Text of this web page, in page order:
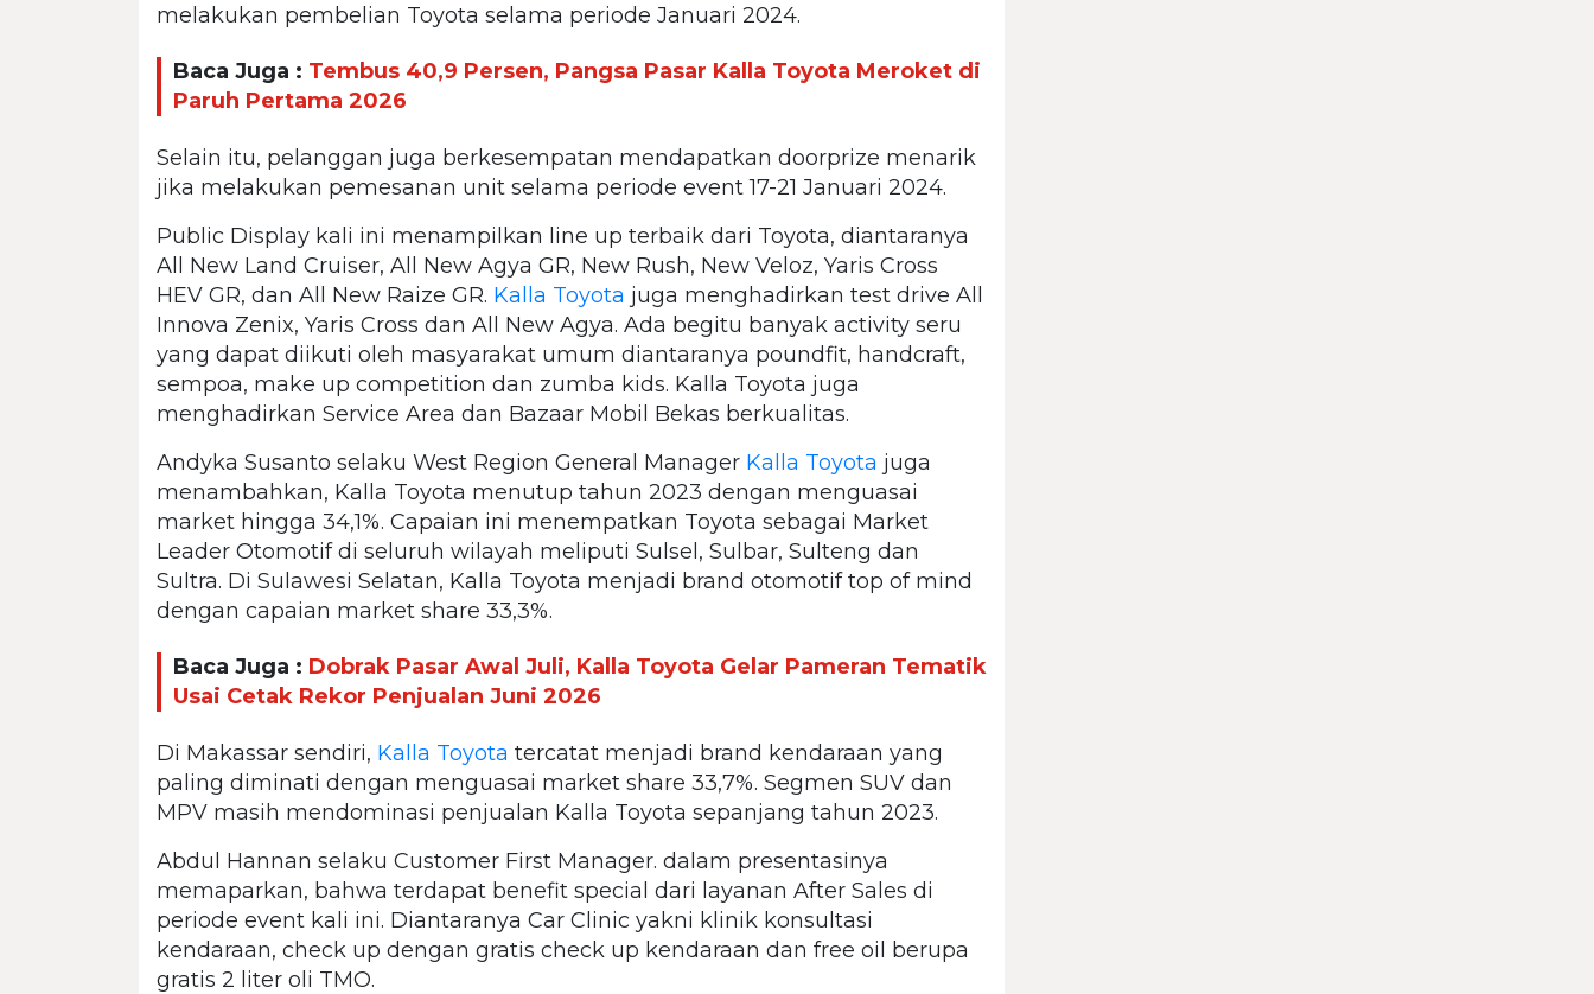
melakukan pembelian Toyota selama periode Januari 2024.
Baca Juga : Tembus 40,9 Persen, Pangsa Pasar Kalla Toyota Meroket di
Paruh Pertama 2026
Selain itu, pelanggan juga berkesempatan mendapatkan doorprize menarik
jika melakukan pemesanan unit selama periode event 17-21 Januari 2024.
Public Display kali ini menampilkan line up terbaik dari Toyota, diantaranya
All New Land Cruiser, All New Agya GR, New Rush, New Veloz, Yaris Cross
HEV GR, dan All New Raize GR. Kalla Toyota juga menghadirkan test drive All
Innova Zenix, Yaris Cross dan All New Agya. Ada begitu banyak activity seru
yang dapat diikuti oleh masyarakat umum diantaranya poundfit, handcraft,
sempoa, make up competition dan zumba kids. Kalla Toyota juga
menghadirkan Service Area dan Bazaar Mobil Bekas berkualitas.
Andyka Susanto selaku West Region General Manager Kalla Toyota juga
menambahkan, Kalla Toyota menutup tahun 2023 dengan menguasai
market hingga 34,1%. Capaian ini menempatkan Toyota sebagai Market
Leader Otomotif di seluruh wilayah meliputi Sulsel, Sulbar, Sulteng dan
Sultra. Di Sulawesi Selatan, Kalla Toyota menjadi brand otomotif top of mind
dengan capaian market share 33,3%.
Baca Juga : Dobrak Pasar Awal Juli, Kalla Toyota Gelar Pameran Tematik
Usai Cetak Rekor Penjualan Juni 2026
Di Makassar sendiri, Kalla Toyota tercatat menjadi brand kendaraan yang
paling diminati dengan menguasai market share 33,7%. Segmen SUV dan
MPV masih mendominasi penjualan Kalla Toyota sepanjang tahun 2023.
Abdul Hannan selaku Customer First Manager. dalam presentasinya
memaparkan, bahwa terdapat benefit special dari layanan After Sales di
periode event kali ini. Diantaranya Car Clinic yakni klinik konsultasi
kendaraan, check up dengan gratis check up kendaraan dan free oil berupa
gratis 2 liter oli TMO.